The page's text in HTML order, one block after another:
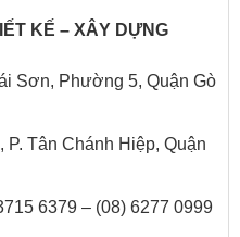
KẾ – XÂY DỰNG
Sơn, Phường 5, Quận Gò
P. Tân Chánh Hiệp, Quận
6379 – (08) 6277 0999